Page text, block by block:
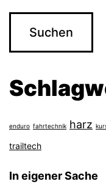
enduro fahrtechnik harz
trailtech
In eigener Sache